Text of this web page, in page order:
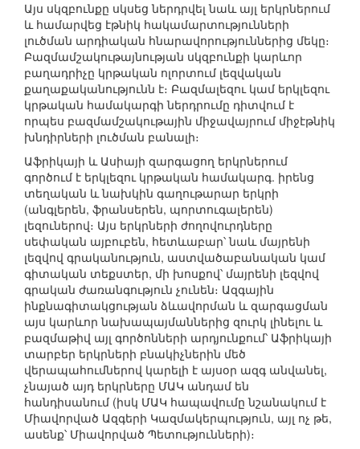
Այս սկզբունքը սկսեց ներդրվել նաև այլ երկրներում
և համարվեց էթնիկ հակամարտությունների
լուծման արդիական հնարավորություններից մեկը։
Բազմամշակութայնության սկզբունքի կարևոր
բաղադրիչը կրթական ոլորտում լեզվական
քաղաքականությունն է։ Բազմալեզու կամ երկլեզու
կրթական համակարգի ներդրումը դիտվում է
որպես բազմամշակութային միջավայրում միջէթնիկ
խնդիրների լուծման բանալի։
Աֆրիկայի և Ասիայի զարգացող երկրներում
գործում է երկլեզու կրթական համակարգ. իրենց
տեղական և նախկին գաղութարար երկրի
(անգլերեն, ֆրանսերեն, պորտուգալերեն)
լեզուներով։ Այս երկրների ժողովուրդները
սեփական այբուբեն, հետևաբար՝ նաև մայրենի
լեզվով գրականություն, աստվածաբանական կամ
գիտական տեքստեր, մի խոսքով՝ մայրենի լեզվով
գրական ժառանգություն չունեն։ Ազգային
ինքնագիտակցության ձևավորման և զարգացման
այս կարևոր նախապայմաններից զուրկ լինելու և
բազմաթիվ այլ գործոնների արդյունքում՝ Աֆրիկայի
տարբեր երկրների բնակիչներին մեծ
վերապահումներով կարելի է այսօր ազգ անվանել,
չնայած այդ երկրները ՄԱԿ անդամ են
հանդիսանում (իսկ ՄԱԿ հապավումը նշանակում է
Միավորված Ազգերի Կազմակերպություն, այլ ոչ թե,
ասենք՝ Միավորված Պետությունների)։